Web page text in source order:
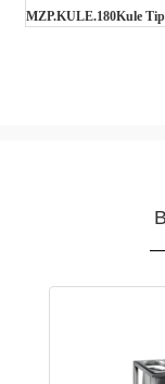
MZP.KULE.180Kule Tip